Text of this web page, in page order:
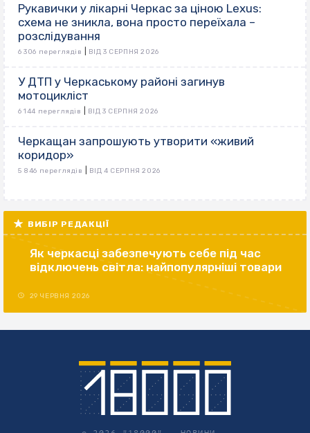
Рукавички у лікарні Черкас за ціною Lexus:
схема не зникла, вона просто переїхала –
розслідування
6 306 переглядів ВІД 3 СЕРПНЯ 2026
У ДТП у Черкаському районі загинув
мотоцикліст
6 144 переглядів ВІД 3 СЕРПНЯ 2026
Черкащан запрошують утворити «живий
коридор»
5 846 переглядів ВІД 4 СЕРПНЯ 2026
ВИБІР РЕДАКЦІЇ
Як черкасці забезпечують себе під час
відключень світла: найпопулярніші товари
29 ЧЕРВНЯ 2026